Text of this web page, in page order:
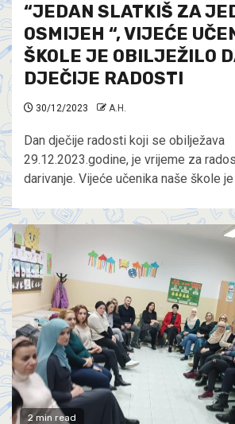
“JEDAN SLATKIŠ ZA
OSMIJEH “, VIJEĆE
ŠKOLE JE OBILJEŽILO
DJEČIJE RADOSTI
30/12/2023 A.H.
Dan dječije radosti koji se obilježava
29.12.2023.godine, je vrijeme za
darivanje. Vijeće učenika naše škole
2 min read